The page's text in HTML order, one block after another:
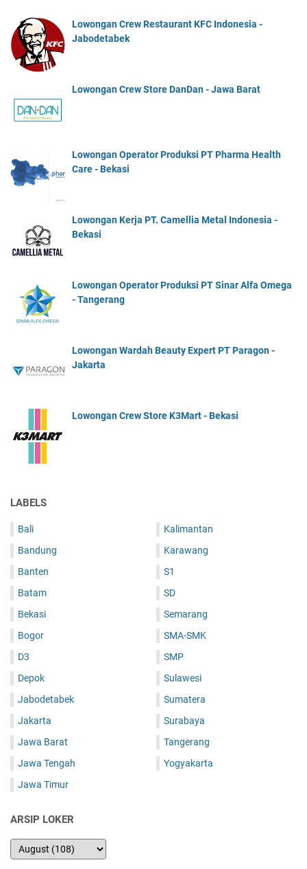
Lowongan Crew Restaurant KFC Indonesia -
Jabodetabek
Lowongan Crew Store DanDan - Jawa Barat
Lowongan Operator Produksi PT Pharma Health
Care - Bekasi
Lowongan Kerja PT. Camellia Metal Indonesia -
Bekasi
Lowongan Operator Produksi PT Sinar Alfa Omega
- Tangerang
Lowongan Wardah Beauty Expert PT Paragon -
Jakarta
Lowongan Crew Store K3Mart - Bekasi
LABELS
Bali
Bandung
Banten
Batam
Bekasi
Bogor
D3
Depok
Jabodetabek
Jakarta
Jawa Barat
Jawa Tengah
Jawa Timur
Kalimantan
Karawang
S1
SD
Semarang
SMA-SMK
SMP
Sulawesi
Sumatera
Surabaya
Tangerang
Yogyakarta
ARSIP LOKER